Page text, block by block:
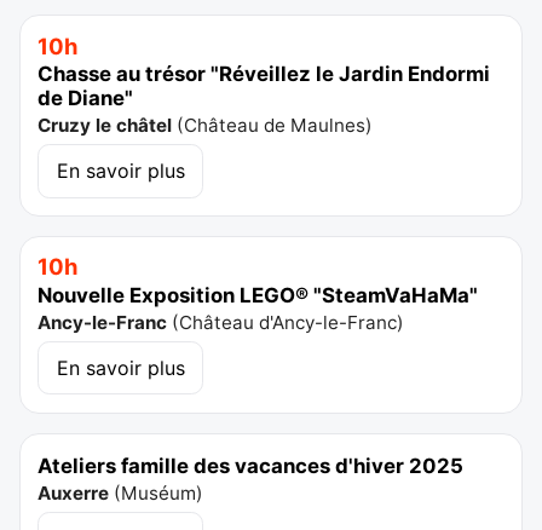
10h
Chasse au trésor "Réveillez le Jardin Endormi
de Diane"
Cruzy le châtel (Château de Maulnes)
En savoir plus
10h
Nouvelle Exposition LEGO® "SteamVaHaMa"
Ancy-le-Franc (Château d'Ancy-le-Franc)
En savoir plus
Ateliers famille des vacances d'hiver 2025
Auxerre (Muséum)